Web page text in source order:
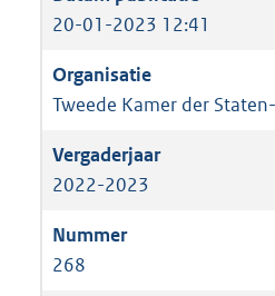
20-01-2023 12:41
Tweede Kamer der
2022-2023
268